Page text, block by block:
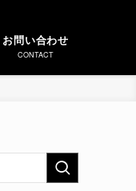
お問い合わせ
CONTACT